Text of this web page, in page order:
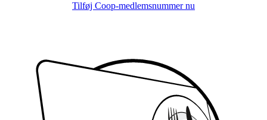
Tilføj Coop-medlemsnummer nu